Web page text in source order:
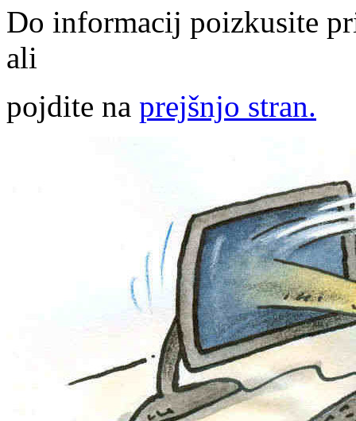
Do informacij poizkusite
ali
pojdite na prejšnjo stran.